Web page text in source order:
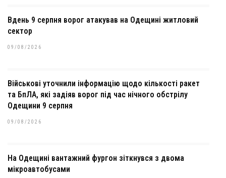
Вдень 9 серпня ворог атакував на Одещині житловий
сектор
09/08/2026
Військові уточнили інформацію щодо кількості ракет
та БпЛА, які задіяв ворог під час нічного обстрілу
Одещини 9 серпня
09/08/2026
На Одещині вантажний фургон зіткнувся з двома
мікроавтобусами